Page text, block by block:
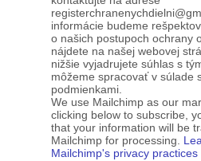
informácie budeme
o našich postupoch ochrany
nájdete na našej webovej
nižšie vyjadrujete súhlas s
môžeme spracovať v súlade
podmienkami.
We use Mailchimp as our
clicking below to subscribe,
that your information will be
Mailchimp for processing.
Mailchimp's privacy practices